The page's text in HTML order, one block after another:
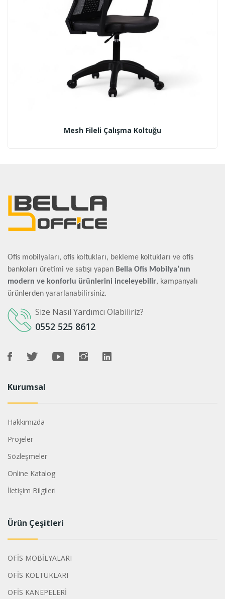
Mesh Fileli Çalışma Koltuğu
Ofis mobilyaları, ofis koltukları, bekleme koltukları ve ofis
bankoları üretimi ve satışı yapan Bella Ofis Mobilya’nın
modern ve konforlu ürünlerini inceleyebilir, kampanyalı
ürünlerden yararlanabilirsiniz.
Size Nasıl Yardımcı Olabiliriz?
0552 525 8612
Kurumsal
Hakkımızda
Projeler
Sözleşmeler
Online Katalog
İletişim Bilgileri
Ürün Çeşitleri
OFİS MOBİLYALARI
OFİS KOLTUKLARI
OFİS KANEPELERİ